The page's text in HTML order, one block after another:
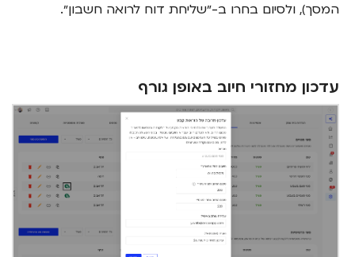
המסך), ולסיום בחרו ב-״שליחת דוח לרואה חשבון״.
עדכון מחזורי חיוב באופן גורף